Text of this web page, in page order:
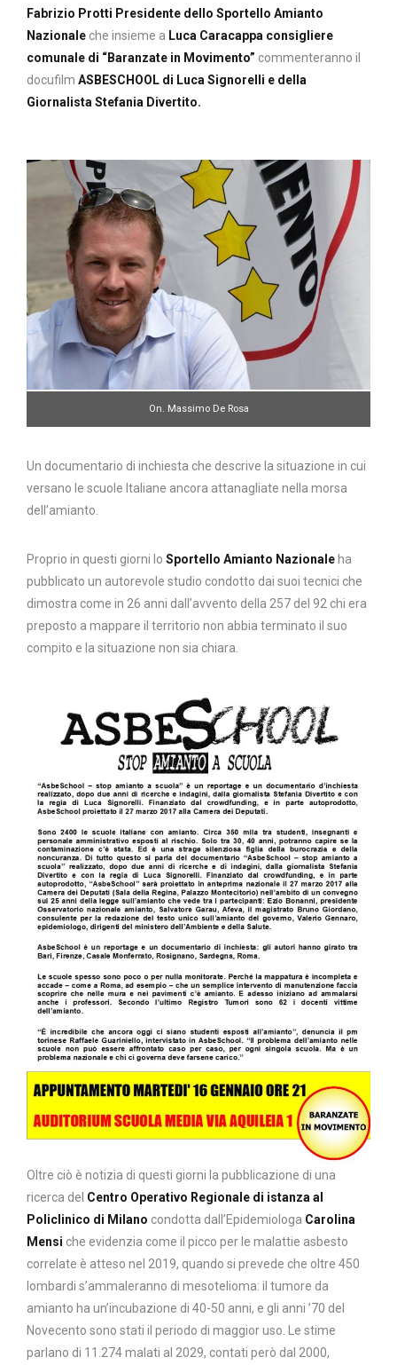
Fabrizio Protti Presidente dello Sportello Amianto
Nazionale che insieme a Luca Caracappa consigliere
comunale di “Baranzate in Movimento” commenteranno il
docufilm ASBESCHOOL di Luca Signorelli e della
Giornalista Stefania Divertito.
On. Massimo De Rosa
Un documentario di inchiesta che descrive la situazione in cui
versano le scuole Italiane ancora attanagliate nella morsa
dell’amianto.
Proprio in questi giorni lo Sportello Amianto Nazionale ha
pubblicato un autorevole studio condotto dai suoi tecnici che
dimostra come in 26 anni dall’avvento della 257 del 92 chi era
preposto a mappare il territorio non abbia terminato il suo
compito e la situazione non sia chiara.
Oltre ciò è notizia di questi giorni la pubblicazione di una
ricerca del Centro Operativo Regionale di istanza al
Policlinico di Milano condotta dall’Epidemiologa Carolina
Mensi che evidenzia come il picco per le malattie asbesto
correlate è atteso nel 2019, quando si prevede che oltre 450
lombardi s’ammaleranno di mesotelioma: il tumore da
amianto ha un’incubazione di 40-50 anni, e gli anni ’70 del
Novecento sono stati il periodo di maggior uso. Le stime
parlano di 11.274 malati al 2029, contati però dal 2000,